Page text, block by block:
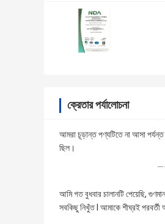
ক্রেতার পর্যালোচনা
আমরা চূড়ান্ত পণ্যটিতে না আসা পর্যন্ত
ছিল।
আমি গত বুধবার চালানটি পেয়েছি,
সবকিছু নিখুঁত I আমাকে শীঘ্রই